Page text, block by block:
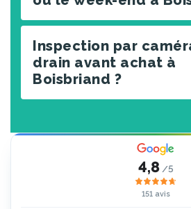
Inspection par
drain avant achat à
Boisbriand ?
4,8 /5
151 avis